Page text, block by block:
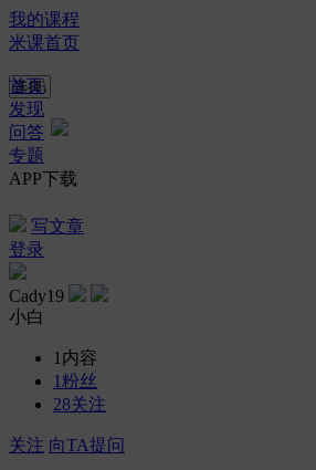
我的课程
米课首页
首页
发现
问答
专题
APP下载
写文章
登录
Cady19
小白
1 内容
1 粉丝
28关注
关注 向TA提问